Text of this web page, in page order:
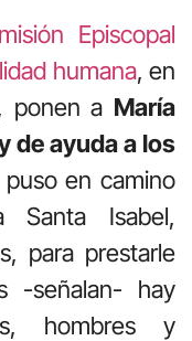
Episcopal
humana, en
ponen a María
de ayuda a los
en camino
Isabel,
para prestarle
-señalan- hay
hombres y